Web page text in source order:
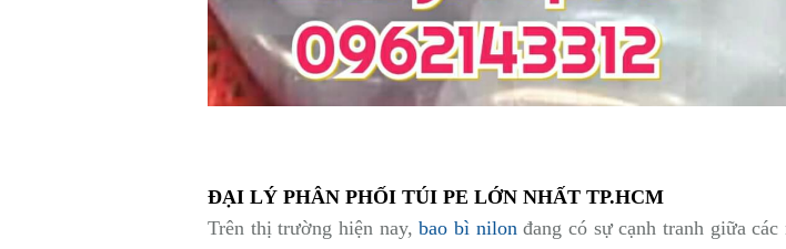
ĐẠI LÝ PHÂN PHỐI TÚI PE LỚN NHẤT TP.HCM
Trên thị trường hiện nay,bao bì nilonđang có sự cạnh tranh giữa